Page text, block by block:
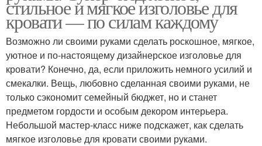
стильное и мягкое изголовье для
кровати — по силам каждому
Возможно ли своими руками сделать роскошное, мягкое,
уютное и по-настоящему дизайнерское изголовье для
кровати? Конечно, да, если приложить немного усилий и
смекалки. Вещь, любовно сделанная своими руками, не
только сэкономит семейный бюджет, но и станет
предметом гордости и особым декором интерьера.
Небольшой мастер-класс ниже подскажет, как сделать
мягкое изголовье для кровати своими руками.